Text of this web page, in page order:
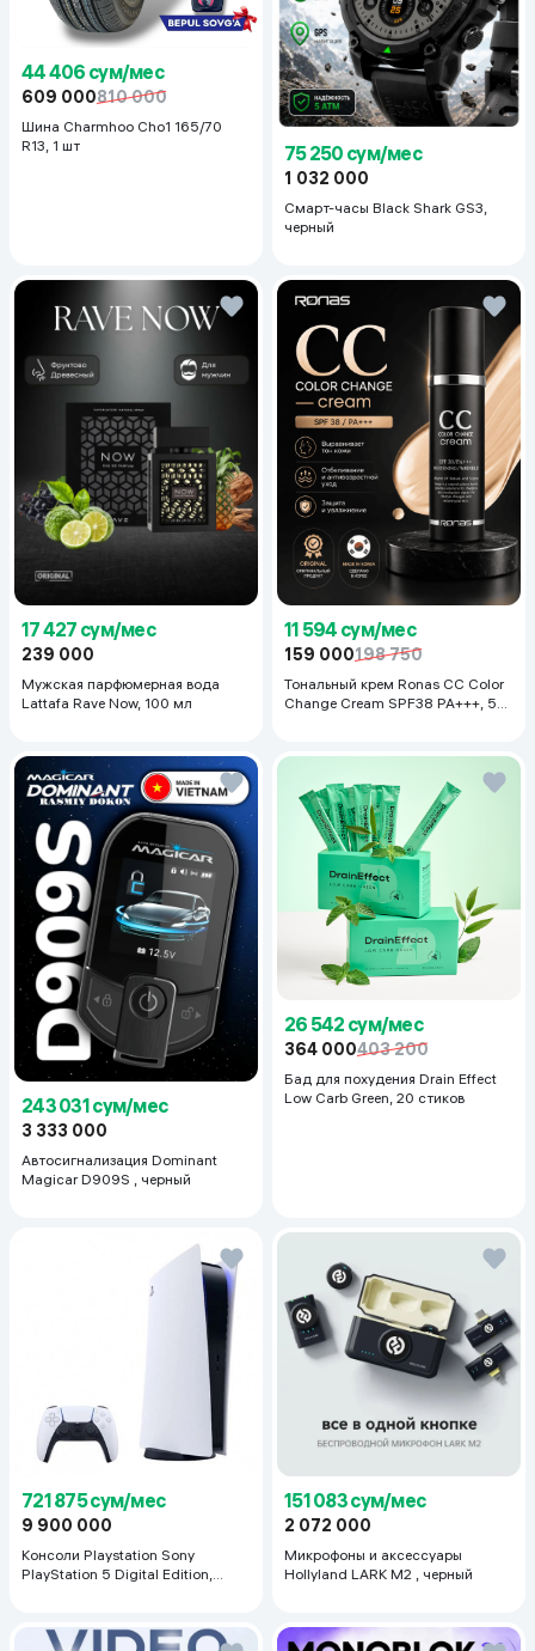
44 406 сум/мес
609 000810 000
Шина Charmhoo Cho1 165/70
R13, 1 шт
75 250 сум/мес
1 032 000
Смарт-часы Black Shark GS3,
черный
17 427 сум/мес
239 000
Мужская парфюмерная вода
Lattafa Rave Now, 100 мл
11 594 сум/мес
159 000198 750
Тональный крем Ronas CC Color
Change Cream SPF38 PA+++, 50
243 031 сум/мес
3 333 000
Автосигнализация Dominant
Magicar D909S , черный
26 542 сум/мес
364 000403 200
Бад для похудения Drain Effect
Low Carb Green, 20 стиков
721 875 сум/мес
9 900 000
Консоли Playstation Sony
PlayStation 5 Digital Edition,
151 083 сум/мес
2 072 000
Микрофоны и аксессуары
Hollyland LARK M2 , черный